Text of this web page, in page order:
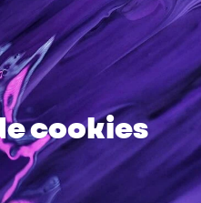
cookies